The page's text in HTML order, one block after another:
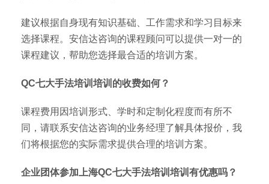
建议根据自身现有知识基础、工作需求和学习目标来
选择课程。安信达咨询的课程顾问可以提供一对一的
课程建议，帮助您选择最合适的培训方案。
QC七大手法培训培训的收费如何？
课程费用因培训形式、学时和定制化程度而有所不
同，请联系安信达咨询的业务经理了解具体报价，我
们将根据您的实际需求提供合理的培训方案。
企业团体参加上海QC七大手法培训培训有优惠吗？